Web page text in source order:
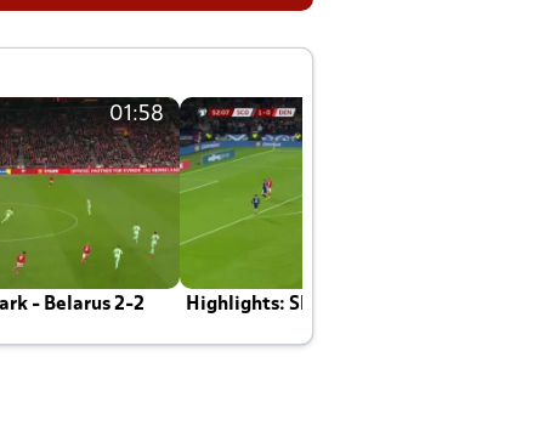
01:58
- Belarus 2-2 Highlights: Skotland - Danmark 4-2